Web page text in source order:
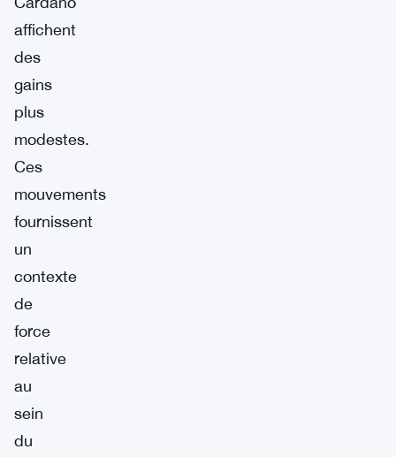
affichent
des
gains
plus
modestes.
Ces
mouvements
fournissent
un
contexte
de
force
relative
au
sein
du